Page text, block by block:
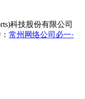
科技股份有限公司
常州网络公司必一·